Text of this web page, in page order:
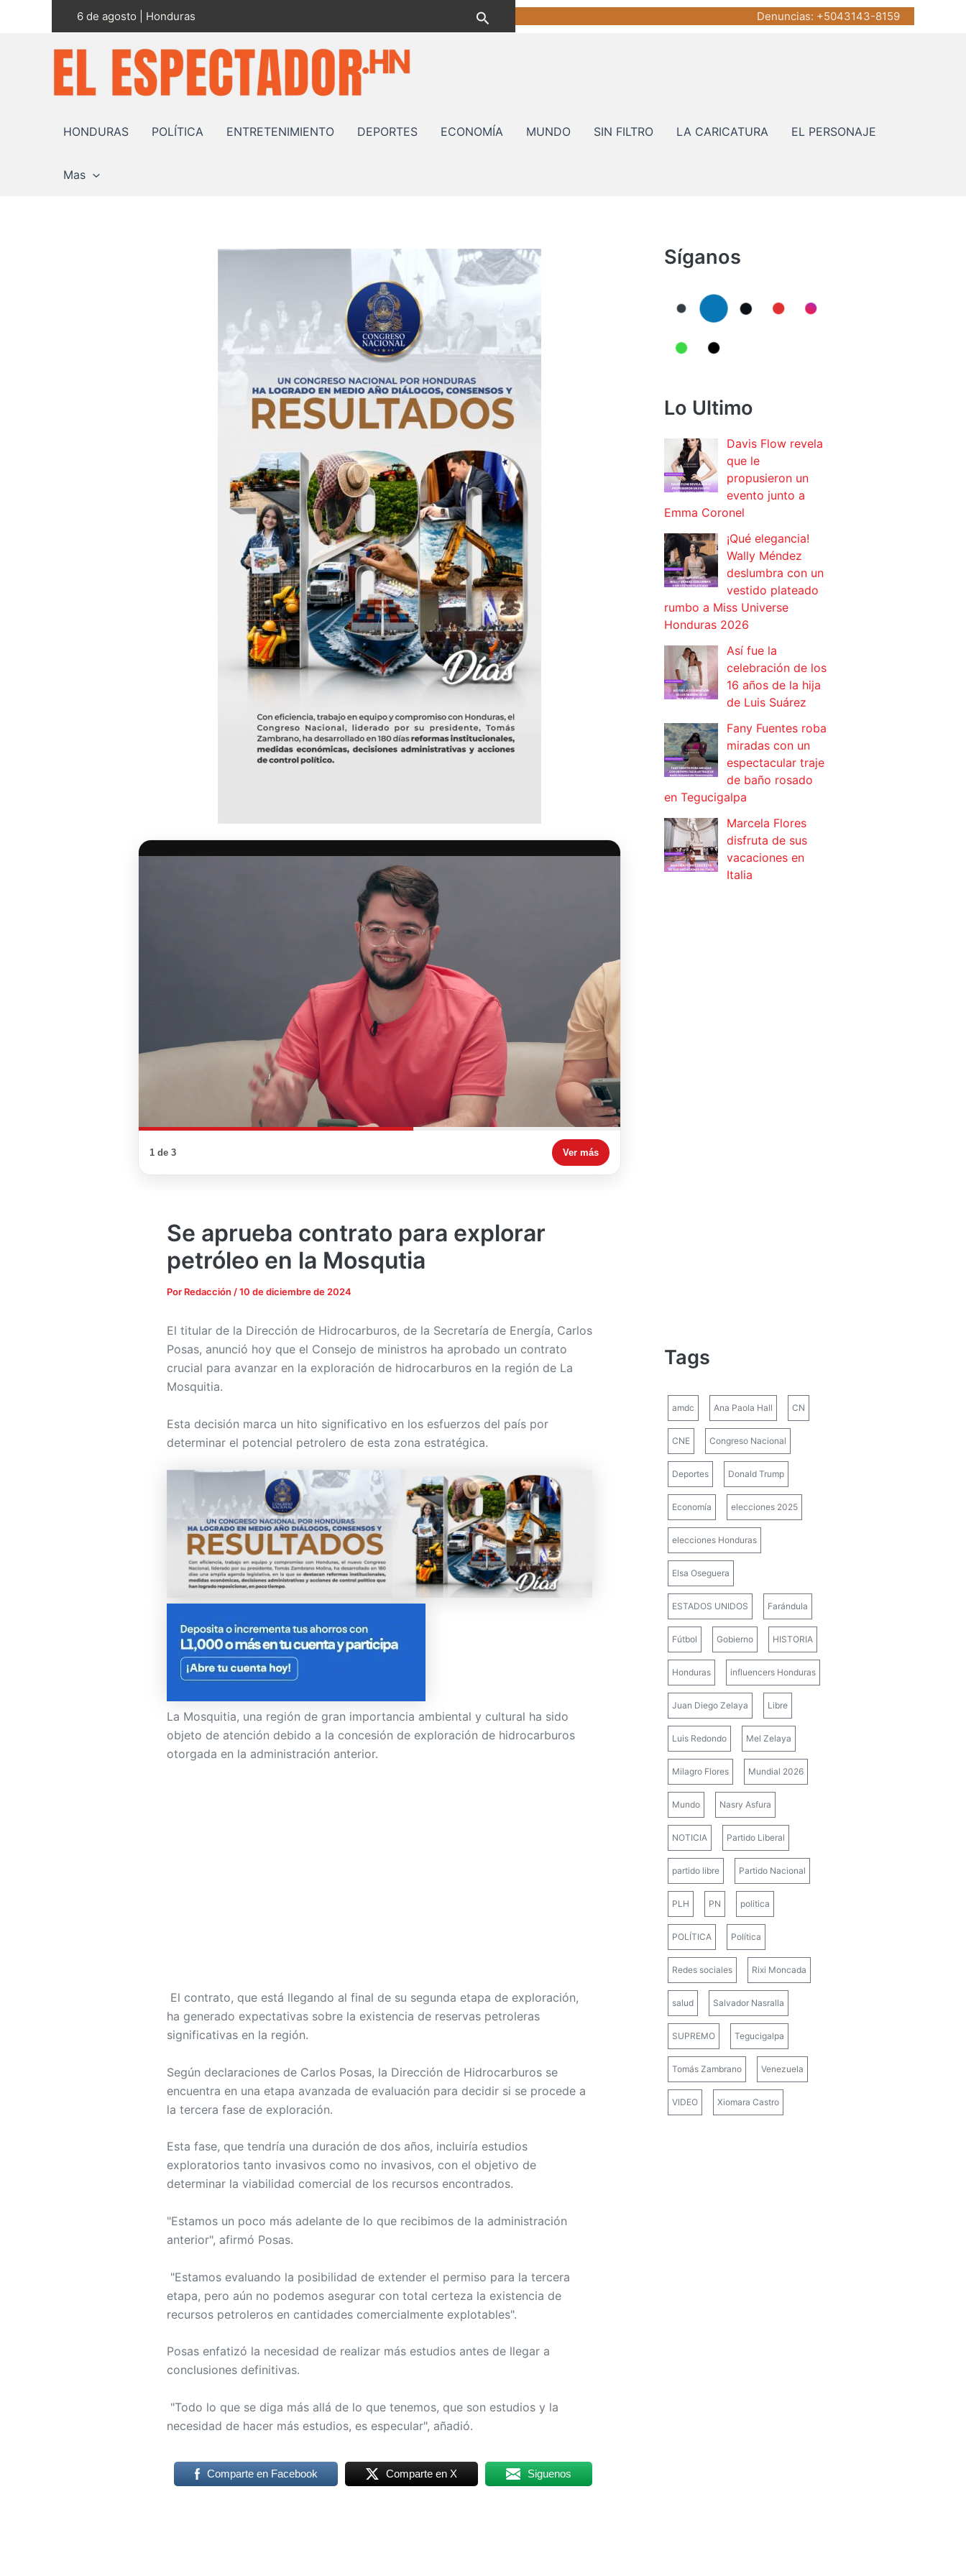
6 de agosto | Honduras Buscar Denuncias: +5043143-8159
HONDURAS POLÍTICA ENTRETENIMIENTO DEPORTES ECONOMÍA MUNDO SIN FILTRO LA CARICATURA EL PERSONAJE
Mas
1 de 3 Ver más
Se aprueba contrato para explorar
petróleo en la Mosqutia
Por Redacción /10 de diciembre de 2024
El titular de la Dirección de Hidrocarburos, de la Secretaría de Energía, Carlos
Posas, anunció hoy que el Consejo de ministros ha aprobado un contrato
crucial para avanzar en la exploración de hidrocarburos en la región de La
Mosquitia.
Esta decisión marca un hito significativo en los esfuerzos del país por
determinar el potencial petrolero de esta zona estratégica.
La Mosquitia, una región de gran importancia ambiental y cultural ha sido
objeto de atención debido a la concesión de exploración de hidrocarburos
otorgada en la administración anterior.
El contrato, que está llegando al final de su segunda etapa de exploración,
ha generado expectativas sobre la existencia de reservas petroleras
significativas en la región.
Según declaraciones de Carlos Posas, la Dirección de Hidrocarburos se
encuentra en una etapa avanzada de evaluación para decidir si se procede a
la tercera fase de exploración.
Esta fase, que tendría una duración de dos años, incluiría estudios
exploratorios tanto invasivos como no invasivos, con el objetivo de
determinar la viabilidad comercial de los recursos encontrados.
"Estamos un poco más adelante de lo que recibimos de la administración
anterior", afirmó Posas.
"Estamos evaluando la posibilidad de extender el permiso para la tercera
etapa, pero aún no podemos asegurar con total certeza la existencia de
recursos petroleros en cantidades comercialmente explotables".
Posas enfatizó la necesidad de realizar más estudios antes de llegar a
conclusiones definitivas.
"Todo lo que se diga más allá de lo que tenemos, que son estudios y la
necesidad de hacer más estudios, es especular", añadió.
Comparte en Facebook Comparte en X Siguenos
Síganos
Lo Ultimo
Davis Flow revela
que le
propusieron un
evento junto a
Emma Coronel
¡Qué elegancia!
Wally Méndez
deslumbra con un
vestido plateado
rumbo a Miss Universe
Honduras 2026
Así fue la
celebración de los
16 años de la hija
de Luis Suárez
Fany Fuentes roba
miradas con un
espectacular traje
de baño rosado
en Tegucigalpa
Marcela Flores
disfruta de sus
vacaciones en
Italia
Tags
amdc Ana Paola Hall CN
CNE Congreso Nacional
Deportes Donald Trump
Economía elecciones 2025
elecciones Honduras
Elsa Oseguera
ESTADOS UNIDOS Farándula
Fútbol Gobierno HISTORIA
Honduras influencers Honduras
Juan Diego Zelaya Libre
Luis Redondo Mel Zelaya
Milagro Flores Mundial 2026
Mundo Nasry Asfura
NOTICIA Partido Liberal
partido libre Partido Nacional
PLH PN politica
POLÍTICA Política
Redes sociales Rixi Moncada
salud Salvador Nasralla
SUPREMO Tegucigalpa
Tomás Zambrano Venezuela
VIDEO Xiomara Castro